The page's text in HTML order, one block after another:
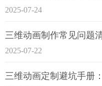
2025-07-24
2025-07-22
三维动画定制避坑手册